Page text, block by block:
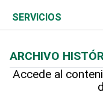
Resto del mundo
Economía personal
Podcast Arte Libre
Hablando con el
Más deportes
Columnistas
Más firmas
Cambio climático
Opinión
Hecho en casa
SERVICIOS
Cumpleaños
ARCHIVO
Accede al